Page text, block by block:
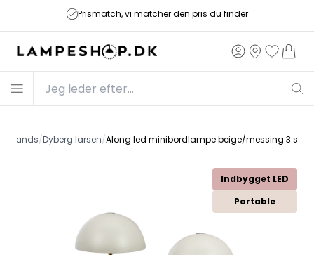
Prismatch, vi matcher den pris du finder
Brands/Dyberg larsen/Along led minibordlampe beige/messing 3 stk.
Indbygget LED
Portable